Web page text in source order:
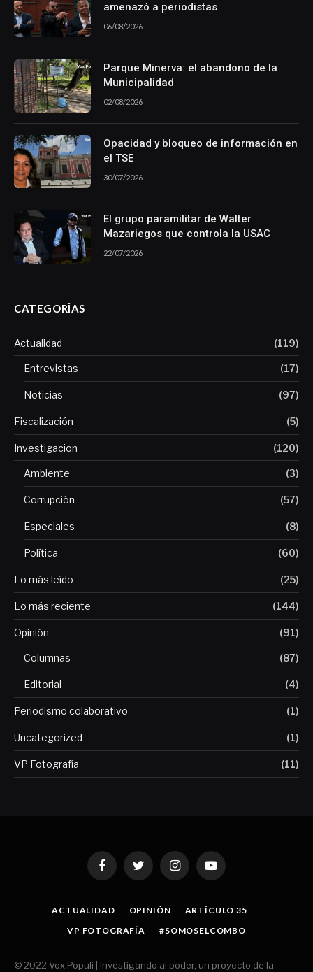
amenazó a periodistas
06/08/2026
Parque Minerva: el abandono de la
Municipalidad
02/08/2026
Opacidad y bloqueo de información en
el TSE
30/07/2026
El grupo paramilitar de Walter
Mazariegos que controla la USAC
22/07/2026
CATEGORÍAS
Actualidad (119)
Entrevistas (17)
Noticias (97)
Fiscalización (5)
Investigacion (120)
Ambiente (3)
Corrupción (57)
Especiales (8)
Política (60)
Lo más leído (25)
Lo más reciente (144)
Opinión (91)
Columnas (87)
Editorial (4)
Periodismo colaborativo (1)
Uncategorized (1)
VP Fotografía (11)
FacebookTwitter InstagramYouTube
ACTUALIDAD OPINIÓN
ARTÍCULO 35
VP FOTOGRAFÍA
#SOMOSELCOMBO
© 2022 Vox Populi | Investigando al poder, un proyecto de la